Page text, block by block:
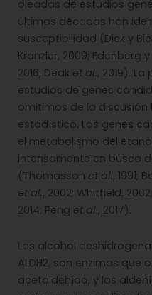
oleadas de estudios
últimas décadas han
susceptibilidad (Dick y
Kranzler, 2009; Edenberg
2016, Deak et al. , 2019).
estudios de genes
omitimos de la
estadístico. Los genes
el metabolismo del
intensamente en busca
(Thomasson et al. , 1991;
et al. , 2002; Whitfield,
2014; Peng et al. , 2017).
Las alcohol
ALDH2, son enzimas que
acetaldehído, y las